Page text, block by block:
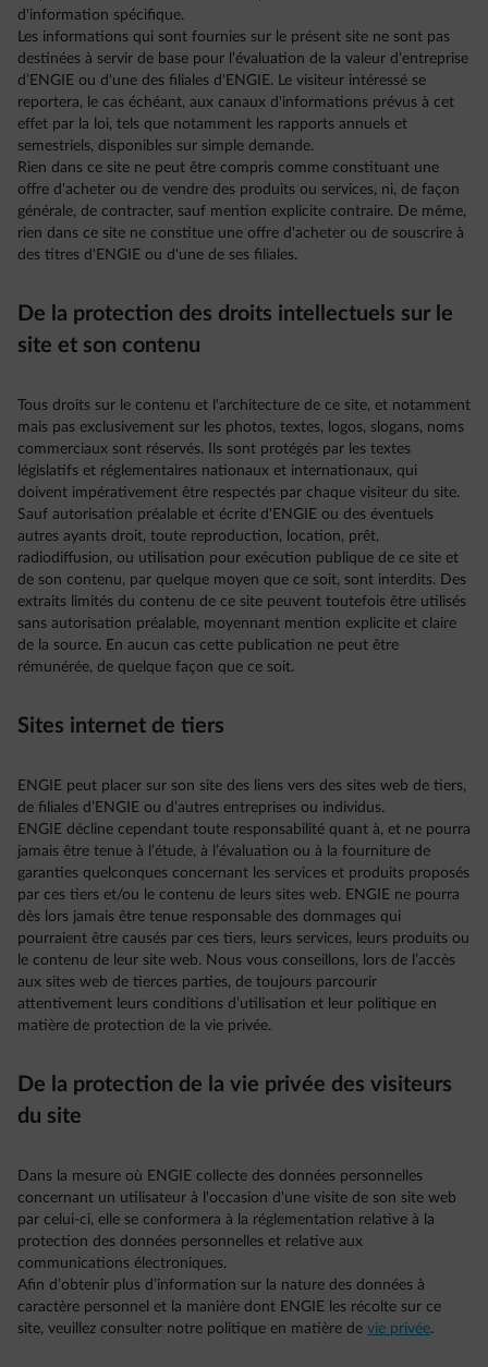
d'information spécifique.
Les informations qui sont fournies sur le présent site ne sont pas
destinées à servir de base pour l’évaluation de la valeur d’entreprise
d’ENGIE ou d'une des filiales d'ENGIE. Le visiteur intéressé se
reportera, le cas échéant, aux canaux d'informations prévus à cet
effet par la loi, tels que notamment les rapports annuels et
semestriels, disponibles sur simple demande.
Rien dans ce site ne peut être compris comme constituant une
offre d'acheter ou de vendre des produits ou services, ni, de façon
générale, de contracter, sauf mention explicite contraire. De même,
rien dans ce site ne constitue une offre d'acheter ou de souscrire à
des titres d'ENGIE ou d'une de ses filiales.
De la protection des droits intellectuels sur le
site et son contenu
Tous droits sur le contenu et l'architecture de ce site, et notamment
mais pas exclusivement sur les photos, textes, logos, slogans, noms
commerciaux sont réservés. Ils sont protégés par les textes
législatifs et réglementaires nationaux et internationaux, qui
doivent impérativement être respectés par chaque visiteur du site.
Sauf autorisation préalable et écrite d'ENGIE ou des éventuels
autres ayants droit, toute reproduction, location, prêt,
radiodiffusion, ou utilisation pour exécution publique de ce site et
de son contenu, par quelque moyen que ce soit, sont interdits. Des
extraits limités du contenu de ce site peuvent toutefois être utilisés
sans autorisation préalable, moyennant mention explicite et claire
de la source. En aucun cas cette publication ne peut être
rémunérée, de quelque façon que ce soit.
Sites internet de tiers
ENGIE peut placer sur son site des liens vers des sites web de tiers,
de filiales d’ENGIE ou d’autres entreprises ou individus.
ENGIE décline cependant toute responsabilité quant à, et ne pourra
jamais être tenue à l’étude, à l’évaluation ou à la fourniture de
garanties quelconques concernant les services et produits proposés
par ces tiers et/ou le contenu de leurs sites web. ENGIE ne pourra
dès lors jamais être tenue responsable des dommages qui
pourraient être causés par ces tiers, leurs services, leurs produits ou
le contenu de leur site web. Nous vous conseillons, lors de l’accès
aux sites web de tierces parties, de toujours parcourir
attentivement leurs conditions d’utilisation et leur politique en
matière de protection de la vie privée.
De la protection de la vie privée des visiteurs
du site
Dans la mesure où ENGIE collecte des données personnelles
concernant un utilisateur à l'occasion d'une visite de son site web
par celui-ci, elle se conformera à la réglementation relative à la
protection des données personnelles et relative aux
communications électroniques.
Afin d’obtenir plus d’information sur la nature des données à
caractère personnel et la manière dont ENGIE les récolte sur ce
site, veuillez consulter notre politique en matière de vie privée.